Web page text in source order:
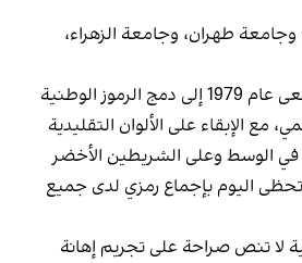
طهران، وجامعة الزهراء،
وكان نظام طهران قد سعى عام 1979 إلى دمج الرموز الوطنية
مع الإبقاء على الألوان التقليدية
في الوسط وعلى الشريطين الأخضر
تحظى اليوم بإجماع رمزي لدى جميع
لا تنص صراحة على تجريم إهانة